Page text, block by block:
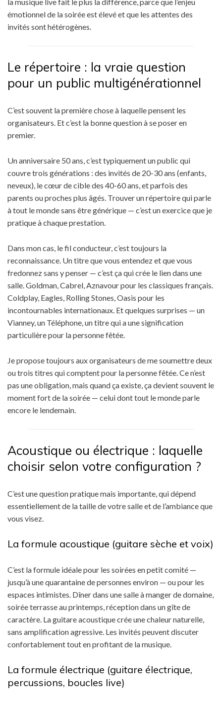
émotionnel de la soirée est élevé et que les attentes des
invités sont hétérogènes.
Le répertoire : la vraie question
pour un public multigénérationnel
C’est souvent la première chose à laquelle pensent les
organisateurs. Et c’est la bonne question à se poser en
premier.
Un anniversaire 50 ans, c’est typiquement un public qui
couvre trois générations : des invités de 20-30 ans (enfants,
neveux), le cœur de cible des 40-60 ans, et parfois des
parents ou proches plus âgés. Trouver un répertoire qui parle
à tout le monde sans être générique — c’est un exercice que je
pratique à chaque prestation.
Dans mon cas, le fil conducteur, c’est toujours la
reconnaissance. Un titre que vous entendez et que vous
fredonnez sans y penser — c’est ça qui crée le lien dans une
salle. Goldman, Cabrel, Aznavour pour les classiques français.
Coldplay, Eagles, Rolling Stones, Oasis pour les
incontournables internationaux. Et quelques surprises — un
Vianney, un Téléphone, un titre qui a une signification
particulière pour la personne fêtée.
Je propose toujours aux organisateurs de me soumettre deux
ou trois titres qui comptent pour la personne fêtée. Ce n’est
pas une obligation, mais quand ça existe, ça devient souvent le
moment fort de la soirée — celui dont tout le monde parle
encore le lendemain.
Acoustique ou électrique : laquelle
choisir selon votre configuration ?
C’est une question pratique mais importante, qui dépend
essentiellement de la taille de votre salle et de l’ambiance que
vous visez.
La formule acoustique (guitare sèche et voix)
C’est la formule idéale pour les soirées en petit comité —
jusqu’à une quarantaine de personnes environ — ou pour les
espaces intimistes. Dîner dans une salle à manger de domaine,
soirée terrasse au printemps, réception dans un gîte de
caractère. La guitare acoustique crée une chaleur naturelle,
sans amplification agressive. Les invités peuvent discuter
confortablement tout en profitant de la musique.
La formule électrique (guitare électrique,
percussions, boucles live)